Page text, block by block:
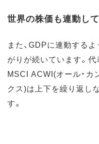
世界の株価も連動し
また、GDPに連動する
がりが続いています。
MSCI ACWI(オール・カ
クス)は上下を繰り返し
す。